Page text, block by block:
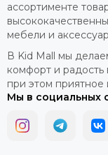
ассортименте
мебели и
В Kid Mall мы
комфорт и радость
при этом
Мы в социальных